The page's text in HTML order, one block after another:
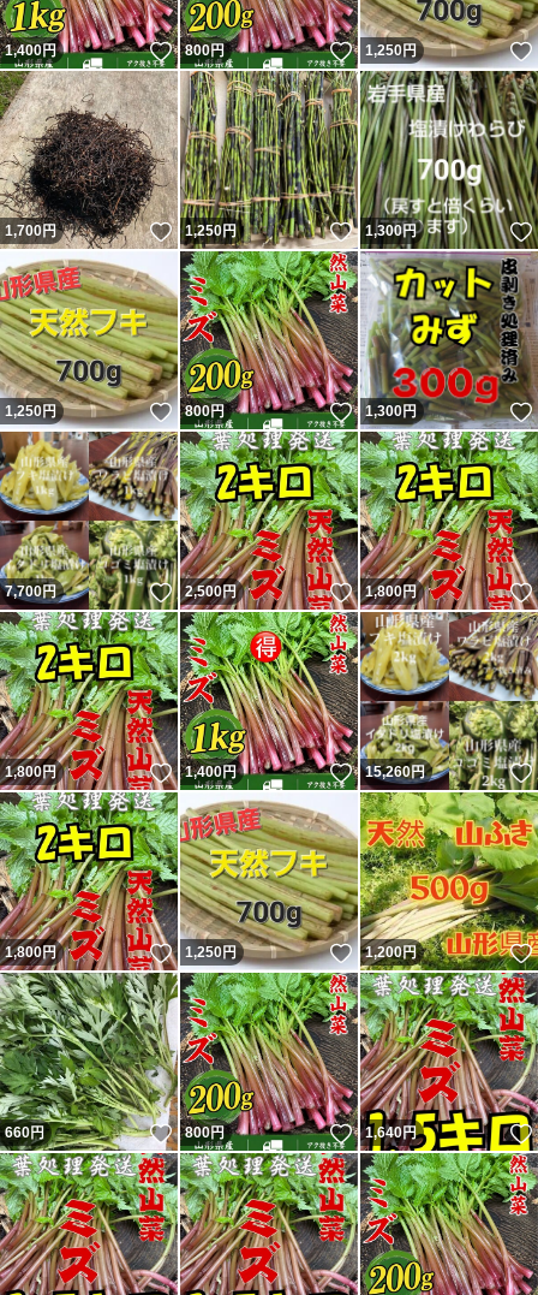
1,400円 いいね！
800円 いいね！
1,250円
1,700円 いいね！
1,250円 いいね！
1,300円
1,250円 いいね！
800円 いいね！
1,300円
7,700円 いいね！
2,500円 いいね！
1,800円
1,800円 いいね！
1,400円 いいね！
15,260円
1,800円 いいね！
1,250円 いいね！
1,200円
660円 いいね！
800円 いいね！
1,640円